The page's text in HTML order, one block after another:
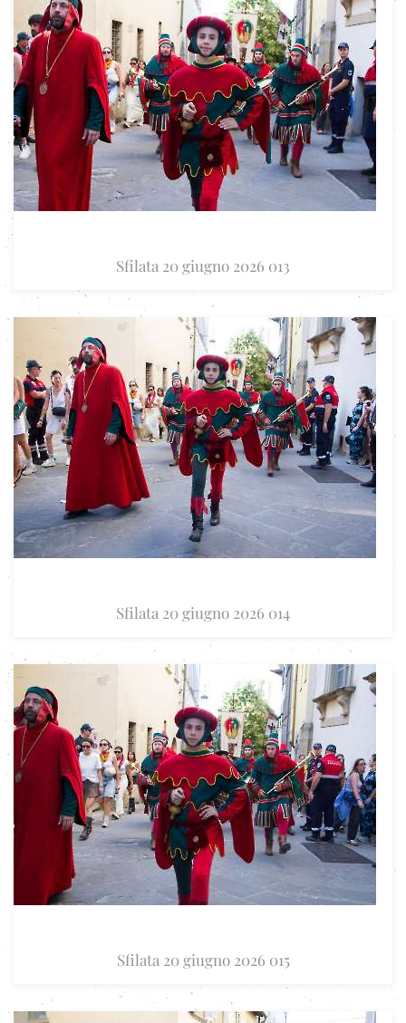
Sfilata 20 giugno 2026 013
Sfilata 20 giugno 2026 014
Sfilata 20 giugno 2026 015